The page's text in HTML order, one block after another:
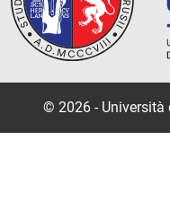
© 2026 - Università